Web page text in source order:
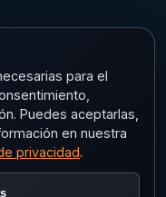
para el
Puedes aceptarlas,
en nuestra
privacidad.